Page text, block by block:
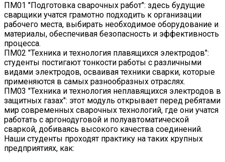
ПМ01 "Подготовка сварочных работ": здесь будущие
сварщики учатся грамотно подходить к организации
рабочего места, выбирать необходимое оборудование и
материалы, обеспечивая безопасность и эффективность
процесса.
ПМ02 "Техника и технология плавящихся электродов":
студенты постигают тонкости работы с различными
видами электродов, осваивая техники сварки, которые
применяются в самых разнообразных отраслях.
ПМ03 "Техника и технология неплавящихся электродов в
защитных газах": этот модуль открывает перед ребятами
мир современных сварочных технологий, где они учатся
работать с аргонодуговой и полуавтоматической
сваркой, добиваясь высокого качества соединений.
Наши студенты проходят практику на таких крупных
предприятиях, как: